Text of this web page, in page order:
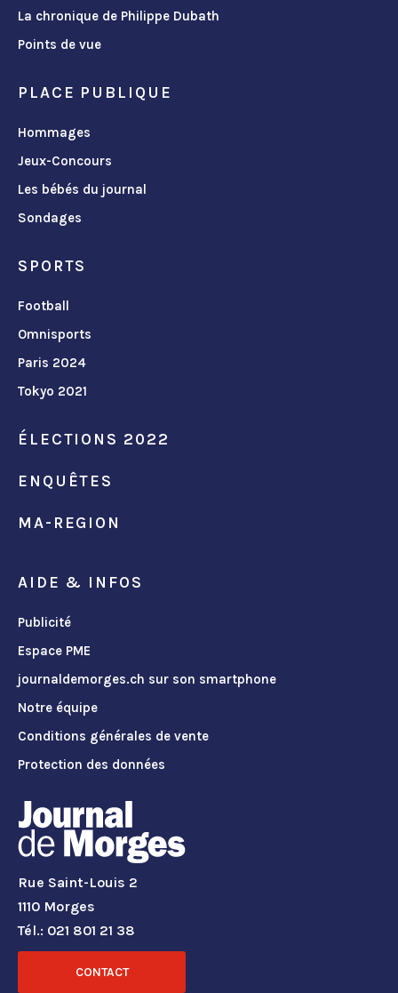
La chronique de Philippe Dubath
Points de vue
PLACE PUBLIQUE
Hommages
Jeux-Concours
Les bébés du journal
Sondages
SPORTS
Football
Omnisports
Paris 2024
Tokyo 2021
ÉLECTIONS 2022
ENQUÊTES
MA-REGION
AIDE & INFOS
Publicité
Espace PME
journaldemorges.ch sur son smartphone
Notre équipe
Conditions générales de vente
Protection des données
Rue Saint-Louis 2
1110 Morges
Tél.: 021 801 21 38
CONTACT